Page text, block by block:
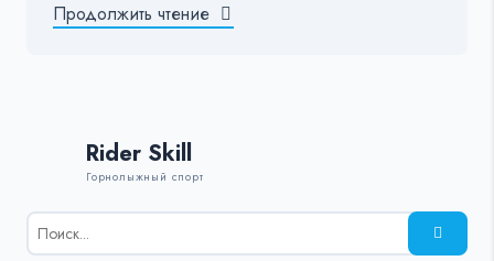
Продолжить чтение
Rider Skill
Горнолыжный спорт
Результаты
поиска